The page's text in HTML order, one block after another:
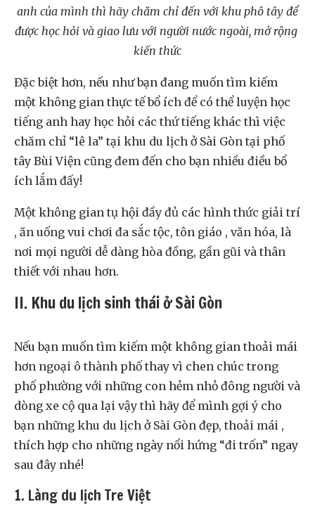
anh của mình thì hãy chăm chỉ đến với khu phô tây để
được học hỏi và giao lưu với người nước ngoài, mở rộng
kiến thức
Đặc biệt hơn, nếu như bạn đang muốn tìm kiếm
một không gian thực tế bổ ích để có thể luyện học
tiếng anh hay học hỏi các thứ tiếng khác thì việc
chăm chỉ “lê la” tại khu du lịch ở Sài Gòn tại phố
tây Bùi Viện cũng đem đến cho bạn nhiều điều bổ
ích lắm đấy!
Một không gian tụ hội đầy đủ các hình thức giải trí
, ăn uống vui chơi đa sắc tộc, tôn giáo , văn hóa, là
nơi mọi người dễ dàng hòa đồng, gần gũi và thân
thiết với nhau hơn.
II. Khu du lịch sinh thái ở Sài Gòn
Nếu bạn muốn tìm kiếm một không gian thoải mái
hơn ngoại ô thành phố thay vì chen chúc trong
phố phường với những con hẻm nhỏ đông người và
dòng xe cộ qua lại vậy thì hãy để mình gợi ý cho
bạn những khu du lịch ở Sài Gòn đẹp, thoải mái ,
thích hợp cho những ngày nổi hứng “đi trốn” ngay
sau đây nhé!
1. Làng du lịch Tre Việt